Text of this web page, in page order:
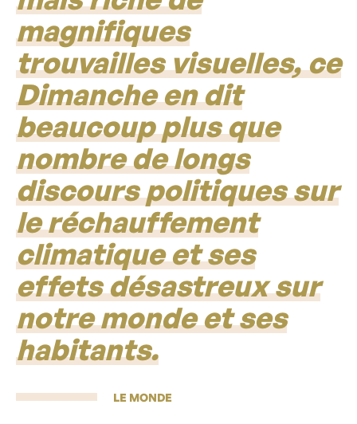
magnifiques
trouvailles visuelles, ce
Dimanche en dit
beaucoup plus que
nombre de longs
discours politiques sur
le réchauffement
climatique et ses
effets désastreux sur
notre monde et ses
habitants.
LE MONDE